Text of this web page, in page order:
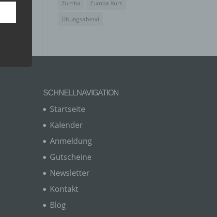
Zumba
Zumba Kurs
Übungsabend
SCHNELLNAVIGATION
Startseite
Kalender
Anmeldung
Gutscheine
Newsletter
Kontakt
Blog
zu